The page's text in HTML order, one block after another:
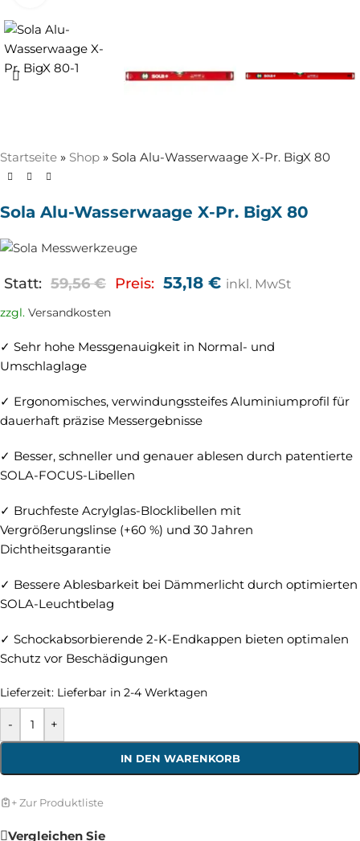
Startseite » Shop » Sola Alu-Wasserwaage X-Pr. BigX 80
Sola Alu-Wasserwaage X-Pr. BigX 80
Statt: 59,56€ Preis: 53,18 € inkl. MwSt
zzgl. Versandkosten
✓ Sehr hohe Messgenauigkeit in Normal- und
Umschlaglage
✓ Ergonomisches, verwindungssteifes Aluminiumprofil für
dauerhaft präzise Messergebnisse
✓ Besser, schneller und genauer ablesen durch patentierte
SOLA-FOCUS-Libellen
✓ Bruchfeste Acrylglas-Blocklibellen mit
Vergrößerungslinse (+60 %) und 30 Jahren
Dichtheitsgarantie
✓ Bessere Ablesbarkeit bei Dämmerlicht durch optimierten
SOLA-Leuchtbelag
✓ Schockabsorbierende 2-K-Endkappen bieten optimalen
Schutz vor Beschädigungen
Lieferzeit: Lieferbar in 2-4 Werktagen
- +
IN DEN WARENKORB
+ Zur Produktliste
Vergleichen Sie